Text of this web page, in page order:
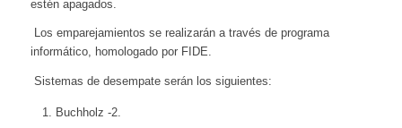
estén apagados.
Los emparejamientos se realizarán a través de programa
informático, homologado por FIDE.
Sistemas de desempate serán los siguientes:
Buchholz -2.